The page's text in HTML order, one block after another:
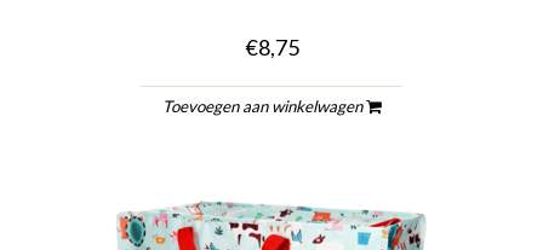
€8,75
Toevoegen aan winkelwagen